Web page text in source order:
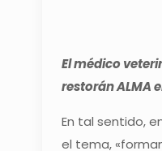
El médico
restorán ALMA
En tal sentido,
el tema,